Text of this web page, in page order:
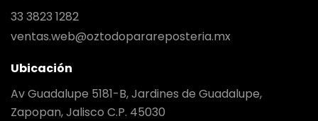
33 3823 1282
ventas.web@oztodoparareposteria.mx
Ubicación
Av Guadalupe 5181-B, Jardines de Guadalupe,
Zapopan, Jalisco C.P. 45030